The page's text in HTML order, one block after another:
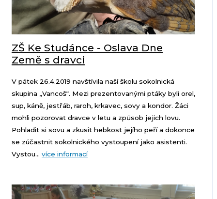
ZŠ Ke Studánce - Oslava Dne
Země s dravci
V pátek 26.4.2019 navštívila naší školu sokolnická
skupina „Vancoš“. Mezi prezentovanými ptáky byli orel,
sup, káně, jestřáb, raroh, krkavec, sovy a kondor. Žáci
mohli pozorovat dravce v letu a způsob jejich lovu.
Pohladit si sovu a zkusit hebkost jejího peří a dokonce
se zúčastnit sokolnického vystoupení jako asistenti.
Vystou... více informací